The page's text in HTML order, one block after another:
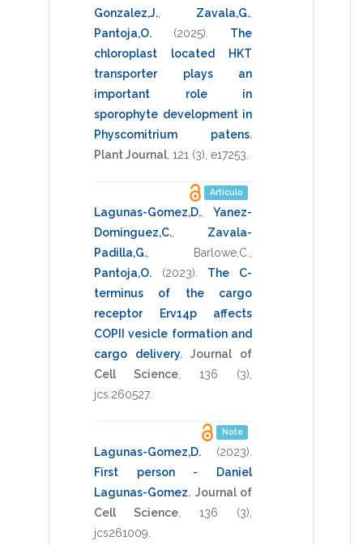
Gonzalez,J.
Zavala,G.
Pantoja,O.
(2025)
The
chloroplast located HKT
transporter plays an
important role in
sporophyte development in
Physcomitrium patens.
Plant Journal 121 (3), e17253
Artículo
Lagunas-Gomez,D.
Yanez-
Dominguez,C.
Zavala-
Padilla,G.
Barlowe,C.
Pantoja,O.
(2023)
The C-
terminus of the cargo
receptor Erv14p affects
COPII vesicle formation and
cargo delivery.
Journal of
Cell Science
136 (3),
jcs.260527.
Note
Lagunas-Gomez,D. (2023)
First person - Daniel
Lagunas-Gomez. Journal of
Cell Science
136 (3),
jcs261009